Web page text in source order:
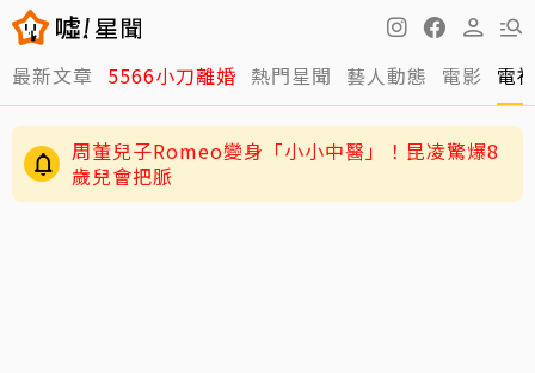
最新文章 5566小刀離婚 熱門星聞 藝人動態 電影 電
周董兒子Romeo變身「小小中醫」！昆凌驚爆8
歲兒會把脈